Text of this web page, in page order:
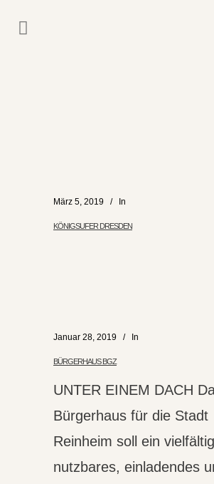
März 5, 2019 In
KÖNIGSUFER DRESDEN
Januar 28, 2019 In
BÜRGERHAUS BGZ
UNTER EINEM DACH
Bürgerhaus für die Stadt
Reinheim soll ein vielfältig
nutzbares, einladendes